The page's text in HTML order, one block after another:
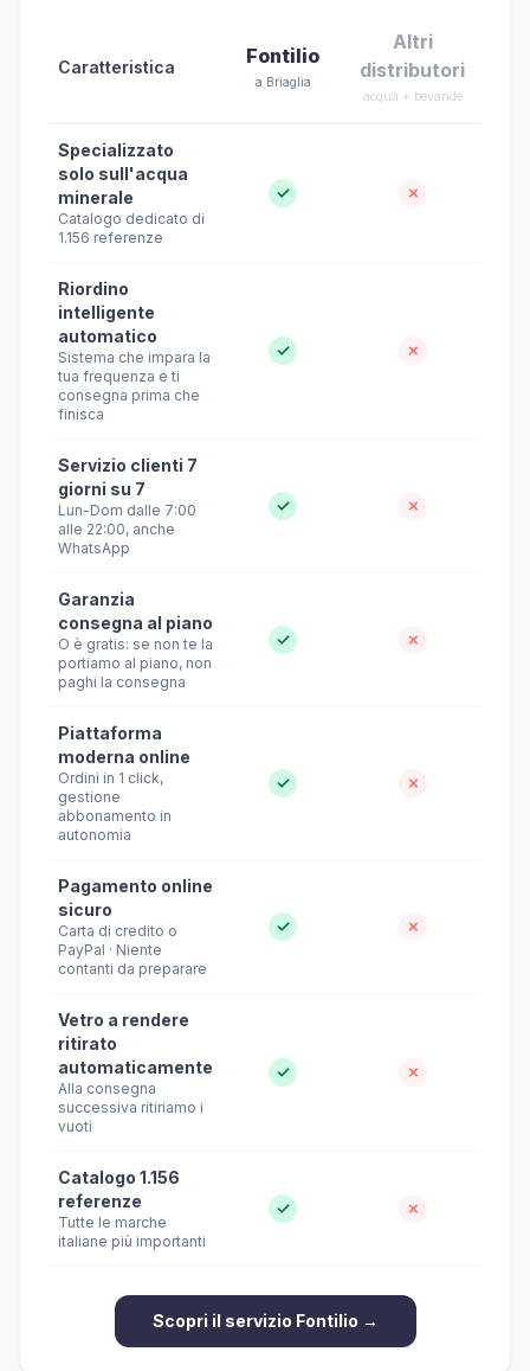
Caratteristica Fontilio
a Briaglia
Altri
distributori
acqua + bevande
Specializzato
solo sull'acqua
minerale
Catalogo dedicato di
1.156 referenze
✓ ✗
Riordino
intelligente
automatico
Sistema che impara la
tua frequenza e ti
consegna prima che
finisca
✓ ✗
Servizio clienti 7
giorni su 7
Lun-Dom dalle 7:00
alle 22:00, anche
WhatsApp
✓ ✗
Garanzia
consegna al piano
O è gratis: se non te la
portiamo al piano, non
paghi la consegna
✓ ✗
Piattaforma
moderna online
Ordini in 1 click,
gestione
abbonamento in
autonomia
✓ ✗
Pagamento online
sicuro
Carta di credito o
PayPal · Niente
contanti da preparare
✓ ✗
Vetro a rendere
ritirato
automaticamente
Alla consegna
successiva ritiriamo i
vuoti
✓ ✗
Catalogo 1.156
referenze
Tutte le marche
italiane più importanti
✓ ✗
Scopri il servizio Fontilio →